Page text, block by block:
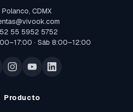
Polanco, CDMX
55 5952 5752
· Sáb 8:00–12:00
Producto